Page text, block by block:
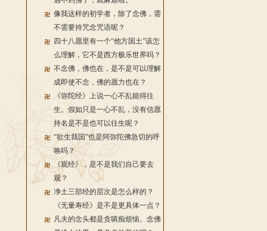
像我这样的初学者，除了念佛，需
不需要持咒念咒语呢？
四十八愿里有一个“他方国土”该怎
么理解，它不是西方极乐世界吗？
不念佛，佛也在，是不是可以理解
成即使不念，佛的愿力也在？
《弥陀经》上说一心不乱能得往
生。假如只是一心不乱，没有信愿
持名是不是也可以往生呢？
“欲生我国”也是阿弥陀佛急切的呼
唤吗？
《观经》，是不是我们自己要去
观？
净土三部经的层次是怎么样的？
《无量寿经》是不是更具体一点？
凡夫的念头都是贪嗔痴烦恼。念佛